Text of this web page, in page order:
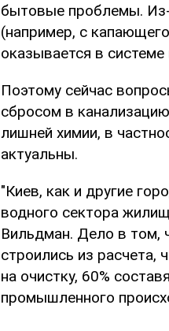
бытовые проблемы. Из-
(например, с
оказывается в
Поэтому сейчас
сбросом в
лишней химии, в
актуальны.
"Киев, как и другие
водного сектора
Вильдман. Дело в том,
строились из расчета,
на очистку, 60%
промышленного